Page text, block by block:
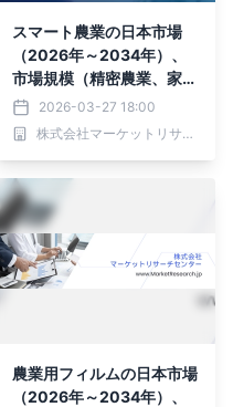
スマート農業の日本市場
（2026年～2034年）、
市場規模（精密農業、家畜
モニタリング、スマート温
室）・分析レポートを発表
2026-03-27 18:00
株式会社マーケットリサーチセンター
農業用フィルムの日本市場
（2026年～2034年）、